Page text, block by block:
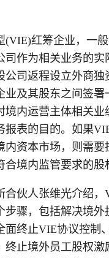
(VIE)红筹企业，一
司作为相关业务的实
公司返程设立外商独
业及其股东之间签署
境内运营主体相关业
报表的目的。如果
内资本市场，则需要
境内监管要求的股
合伙人张维光介绍，
步骤，包括解决境外
面终止VIE协议控制
终止境外员工股权激